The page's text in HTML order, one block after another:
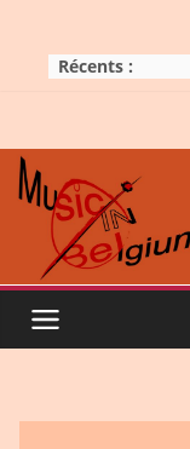
contentRécents :